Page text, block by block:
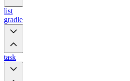
list
gradle
task